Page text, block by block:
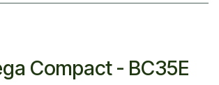
Compact - BC35E